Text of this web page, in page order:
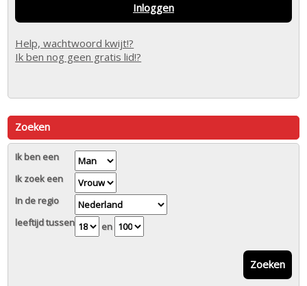
Inloggen
Help, wachtwoord kwijt!?
Ik ben nog geen gratis lid!?
Zoeken
Ik ben een
Ik zoek een
In de regio
leeftijd tussen
en
Zoeken